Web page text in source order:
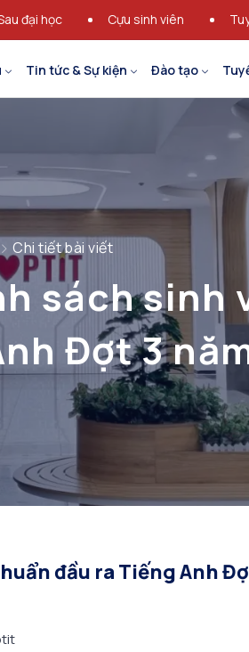
đại học Cựu sinh viên
Tin tức & Sự kiện Đào tạo
Chi tiết bài viết
sách sinh
Đợt 3
đầu ra Tiếng Anh